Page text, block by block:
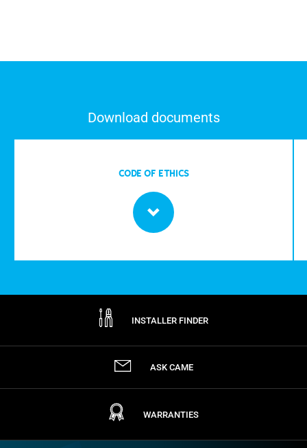
Download documents
CODE OF ETHICS
INSTALLER FINDER
ASK CAME
WARRANTIES